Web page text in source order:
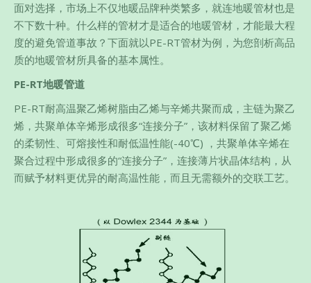
面对选择，市场上不仅地暖品牌种类繁多，就连地暖管材也是
不下数十种。什么样的管材才是适合的地暖管材，才能最大程
度的避免管道事故？下面就以PE-RT管材为例，为您剖析高品
质的地暖管材所具备的基本属性。
PE-RT地暖管道
PE-RT耐高温聚乙烯树脂由乙烯与辛烯共聚而成，主链为聚乙
烯，共聚单体辛烯形成很多“连接分子”，该材料保留了聚乙烯
的柔韧性、可熔接性和耐低温性能(-40℃) ，共聚单体辛烯在
聚合过程中形成很多的“连接分子”，连接薄片状晶体结构，从
而赋予材料更优异的耐高温性能，而且无需额外的交联工艺。